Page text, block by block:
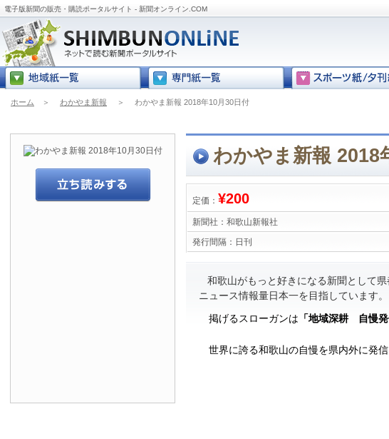
電子版新聞の販売・購読ポータルサイト - 新聞オンライン.COM
ホーム ＞ わかやま新報 ＞ わかやま新報 2018年10月30日付
わかやま新報 2018
定価： ¥200
新聞社： 和歌山新報社
発行間隔： 日刊
和歌山がもっと好きになる新聞として
ニュース情報量日本一を目指しています。
掲げるスローガンは 「地域深耕 自慢発
世界に誇る和歌山の自慢を県内外に発